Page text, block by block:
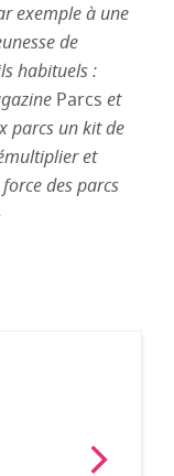
exemple à une
de
habituels :
Parcs et
parcs un kit de
et
des parcs